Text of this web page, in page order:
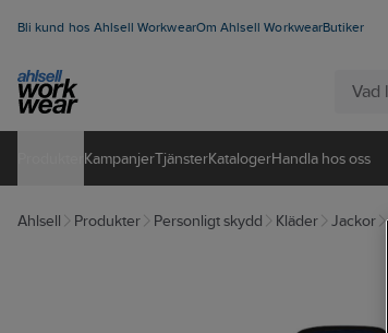
Bli kund hos Ahlsell WorkwearOm Ahlsell WorkwearButiker
KampanjerTjänsterKatalogerHandla hos oss
Ahlsell Produkter Personligt skydd Kläder Jackor